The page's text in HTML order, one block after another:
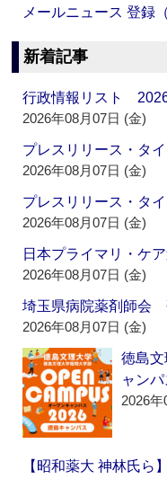
メールニュース 登録
新着記事
行政情報リスト
2026年08月07日 (金)
プレスリリース・タ
2026年08月07日 (金)
プレスリリース・タ
2026年08月07日 (金)
日本プライマリ・
2026年08月07日 (金)
埼玉県病院薬剤師
2026年08月07日 (金)
徳島
ャン
2026
【昭和薬大 神林氏ら